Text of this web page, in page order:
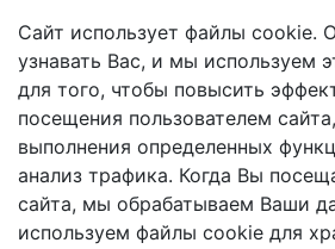
Сайт использует файлы cookie.
узнавать Вас, и мы используем
для того, чтобы повысить
посещения пользователем
выполнения определенных
анализ трафика. Когда Вы
сайта, мы обрабатываем Ваши
используем файлы cookie для